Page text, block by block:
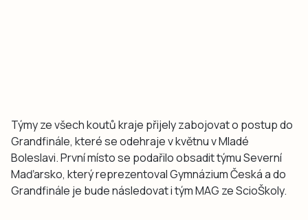
Týmy ze všech koutů kraje přijely zabojovat o postup do
Grandfinále, které se odehraje v květnu v Mladé
Boleslavi. První místo se podařilo obsadit týmu Severní
Maďarsko, který reprezentoval Gymnázium Česká a do
Grandfinále je bude následovat i tým MAG ze ScioŠkoly.